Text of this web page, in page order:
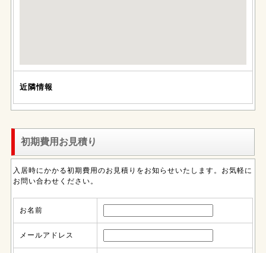
近隣情報
初期費用お見積り
入居時にかかる初期費用のお見積りをお知らせいたします。お気軽に
お問い合わせください。
お名前
メールアドレス